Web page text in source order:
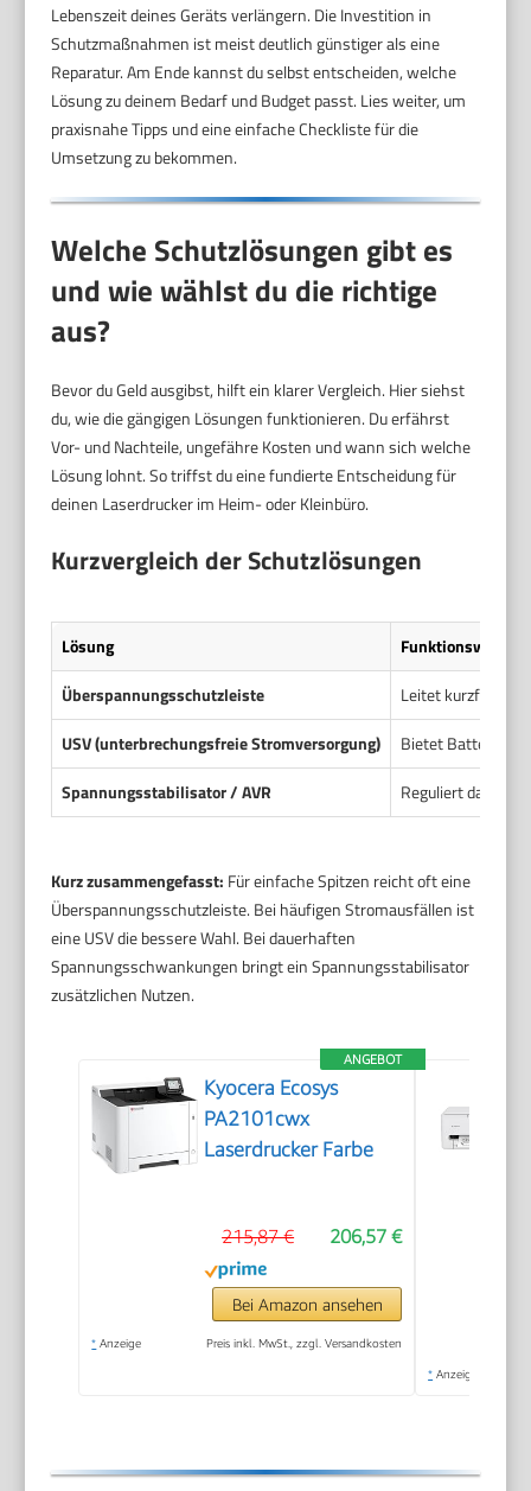
Lebenszeit deines Geräts verlängern. Die Investition in
Schutzmaßnahmen ist meist deutlich günstiger als eine
Reparatur. Am Ende kannst du selbst entscheiden, welche
Lösung zu deinem Bedarf und Budget passt. Lies weiter, um
praxisnahe Tipps und eine einfache Checkliste für die
Umsetzung zu bekommen.
Welche Schutzlösungen gibt es
und wie wählst du die richtige
aus?
Bevor du Geld ausgibst, hilft ein klarer Vergleich. Hier siehst
du, wie die gängigen Lösungen funktionieren. Du erfährst
Vor- und Nachteile, ungefähre Kosten und wann sich welche
Lösung lohnt. So triffst du eine fundierte Entscheidung für
deinen Laserdrucker im Heim- oder Kleinbüro.
Kurzvergleich der Schutzlösungen
Lösung
Funktionsweise
Überspannungsschutzleiste
Leitet kurzfristige
USV (unterbrechungsfreie Stromversorgung)
Bietet Batterie-
Spannungsstabilisator / AVR
Reguliert
Kurz zusammengefasst: Für einfache Spitzen reicht oft eine
Überspannungsschutzleiste. Bei häufigen Stromausfällen ist
eine USV die bessere Wahl. Bei dauerhaften
Spannungsschwankungen bringt ein Spannungsstabilisator
zusätzlichen Nutzen.
ANGEBOT
Kyocera Ecosys
PA2101cwx
Laserdrucker Farbe
206,57 €
215,87 €
Bei Amazon ansehen
* Anzeige Preis inkl. MwSt., zzgl. Versandkosten
* Anzeige